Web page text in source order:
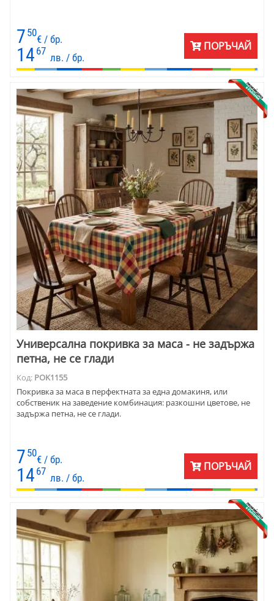
7 50
€ / бр.
14 67
лв. / бр.
ПОРЪЧАЙ
Универсална покривка за маса - не задържа
петна, не се глади
Код: POK1155
Покривка за маса в перфектната за една домакиня, или
собственик на заведение комбинация: разкошни цветове, не
задържа петна, не се глади.
7 50
€ / бр.
14 67
лв. / бр.
ПОРЪЧАЙ